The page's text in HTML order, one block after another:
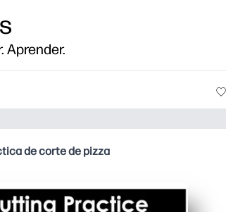
Aprender.
de corte de pizza